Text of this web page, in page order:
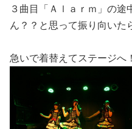
３曲目「Ａｌａｒｍ」の途
ん？？と思って振り向いた
急いで着替えてステージへ！